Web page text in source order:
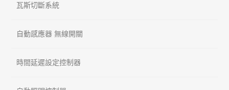
瓦斯切斷系統
自動感應器 無線開關
時間延遲設定控制器